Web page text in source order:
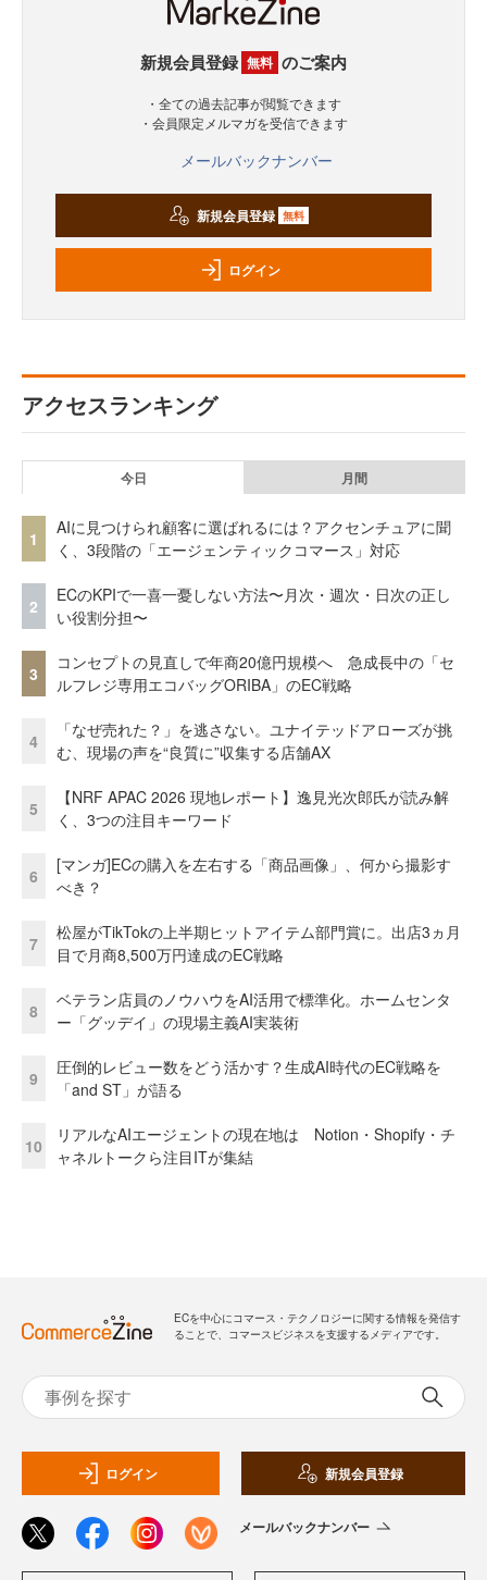
新規会員登録 無料 のご案内
・全ての過去記事が閲覧できます
・会員限定メルマガを受信できます
メールバックナンバー
新規会員登録 無料
ログイン
アクセスランキング
今日 月間
1
AIに見つけられ顧客に選ばれるには？アクセンチュアに聞
く、3段階の「エージェンティックコマース」対応
2
ECのKPIで一喜一憂しない方法〜月次・週次・日次の正し
い役割分担〜
3
コンセプトの見直しで年商20億円規模へ 急成長中の「セ
ルフレジ専用エコバッグORIBA」のEC戦略
4
「なぜ売れた？」を逃さない。ユナイテッドアローズが挑
む、現場の声を“良質に”収集する店舗AX
5
【NRF APAC 2026 現地レポート】逸見光次郎氏が読み解
く、3つの注目キーワード
6
[マンガ]ECの購入を左右する「商品画像」、何から撮影す
べき？
7
松屋がTikTokの上半期ヒットアイテム部門賞に。出店3ヵ月
目で月商8,500万円達成のEC戦略
8
ベテラン店員のノウハウをAI活用で標準化。ホームセンタ
ー「グッデイ」の現場主義AI実装術
9
圧倒的レビュー数をどう活かす？生成AI時代のEC戦略を
「and ST」が語る
10
リアルなAIエージェントの現在地は Notion・Shopify・チ
ャネルトークら注目ITが集結
ECを中心にコマース・テクノロジーに関する情報を発信す
ることで、コマースビジネスを支援するメディアです。
ログイン 新規会員登録
メールバックナンバー